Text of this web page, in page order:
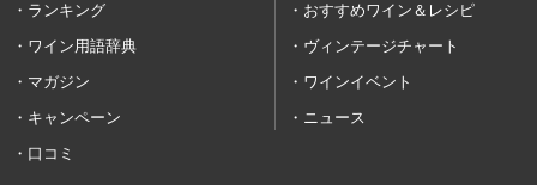
ランキング
おすすめワイン＆レシピ
ワイン用語辞典
ヴィンテージチャート
マガジン
ワインイベント
キャンペーン
ニュース
口コミ